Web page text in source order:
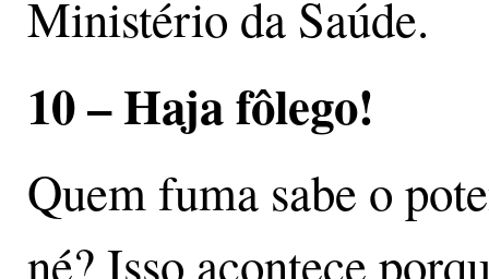
Ministério da Saúde.
10 – Haja fôlego!
Quem fuma sabe o
né? Isso acontece